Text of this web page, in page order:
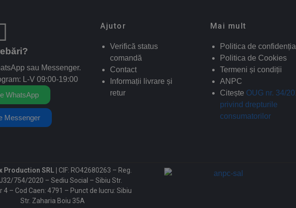
sau Messenger.
L-V 09:00-19:00
WhatsApp
Messenger
Ajutor
Verifică status
comandă
Contact
Informații livrare și
retur
Mai mult
Politica de
Politica de Cookies
Termeni și condiții
ANPC
Citește OUG nr. 34/
privind drepturile
consumatorilor
Production SRL | CIF: RO42680263 – Reg.
754/2020 – Sediu Social – Sibiu Str.
4 – Cod Caen: 4791 – Punct de lucru: Sibiu
Str. Zaharia Boiu 35A